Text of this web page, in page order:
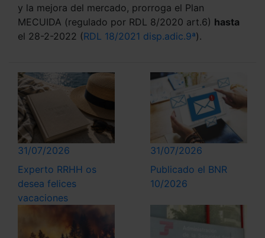
y la mejora del mercado, prorroga el Plan
MECUIDA (regulado por RDL 8/2020 art.6) hasta
el 28-2-2022 (RDL 18/2021 disp.adic.9ª).
31/07/2026
Experto RRHH os
desea felices
vacaciones
31/07/2026
Publicado el BNR
10/2026